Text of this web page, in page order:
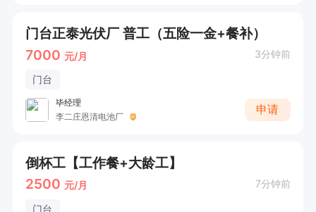
门台正泰光伏厂 普工（五险一金+餐补）
7000 元/月 3分钟前
门台
毕经理
李二庄恩清电池厂
申请
倒杯工【工作餐+大龄工】
2500 元/月 7分钟前
门台